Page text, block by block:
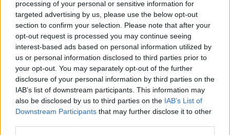
processing of your personal or sensitive information for
targeted advertising by us, please use the below opt-out
section to confirm your selection. Please note that after your
opt-out request is processed you may continue seeing
interest-based ads based on personal information utilized by
us or personal information disclosed to third parties prior to
your opt-out. You may separately opt-out of the further
disclosure of your personal information by third parties on the
IAB’s list of downstream participants. This information may
also be disclosed by us to third parties on the IAB’s List of
Downstream Participants that may further disclose it to other
mindkettő, a kérdés csak az, hogy vajon az RTL egyik
gyakornokának kell ilyen faszságokkal foglalkoznia,
vagy bejön az 5 százaléknyi esély?
Címkék:twitter x faktor kamu(?)